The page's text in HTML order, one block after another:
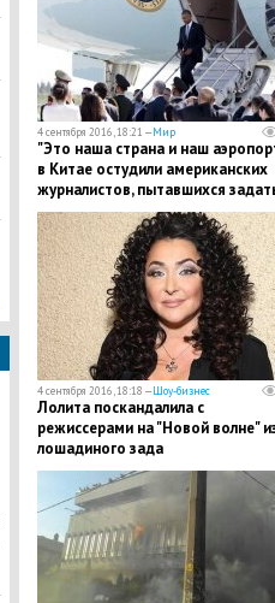
4 сентября 2016, 18:21 —Мир
"Это наша страна и наш
в Китае остудили американских
журналистов, пытавшихся
вопросы Обаме
4 сентября 2016, 18:18 —Шоу-бизнес
Лолита поскандалила с
режиссерами на "Новой волне"
лошадиного зада